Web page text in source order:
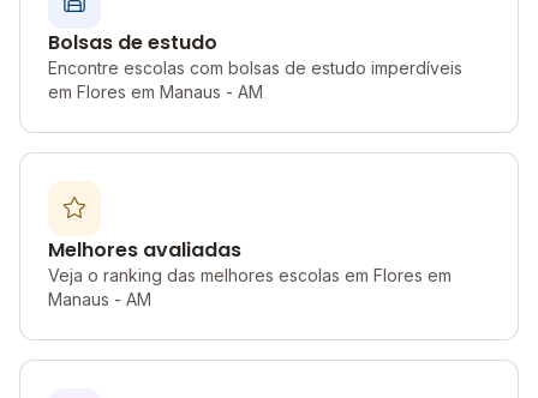
Bolsas de estudo
Encontre escolas com bolsas de estudo imperdíveis
em Flores em Manaus - AM
Melhores avaliadas
Veja o ranking das melhores escolas em Flores em
Manaus - AM